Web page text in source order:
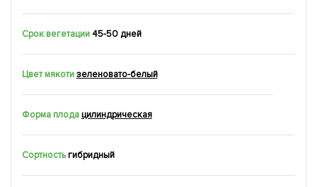
Срок вегетации 45-50 дней
Цвет мякотизеленовато-белый
Форма плодацилиндрическая
Сортностьгибридный